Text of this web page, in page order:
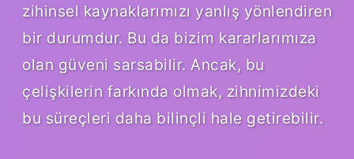
zihinsel kaynaklarımızı yanlış yönlendiren
bir durumdur. Bu da bizim kararlarımıza
olan güveni sarsabilir. Ancak, bu
çelişkilerin farkında olmak, zihnimizdeki
bu süreçleri daha bilinçli hale getirebilir.